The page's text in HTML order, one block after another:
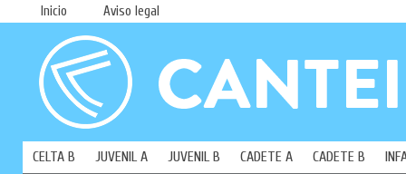
Inicio Aviso legal
CELTA B JUVENIL A JUVENIL B CADETE A CADETE B